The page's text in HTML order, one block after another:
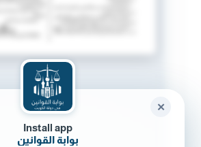
Install app
بوابة القوانين
✕